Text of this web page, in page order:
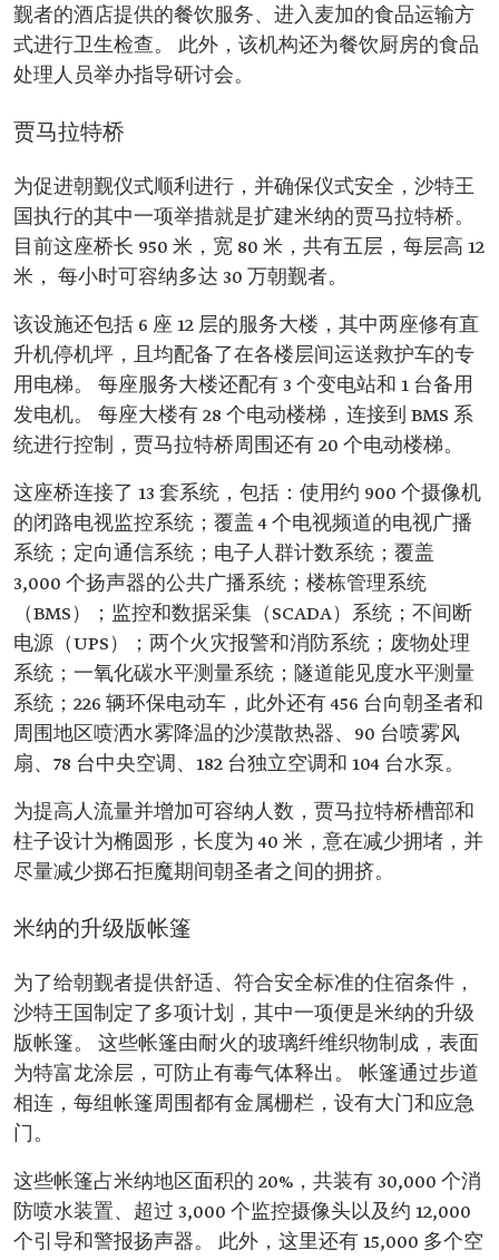
觐者的酒店提供的餐饮服务、进入麦加的食品运输方
式进行卫生检查。 此外，该机构还为餐饮厨房的食品
处理人员举办指导研讨会。
贾马拉特桥
为促进朝觐仪式顺利进行，并确保仪式安全，沙特王
国执行的其中一项举措就是扩建米纳的贾马拉特桥。
目前这座桥长 950 米，宽 80 米，共有五层，每层高 12
米， 每小时可容纳多达 30 万朝觐者。
该设施还包括 6 座 12 层的服务大楼，其中两座修有直
升机停机坪，且均配备了在各楼层间运送救护车的专
用电梯。 每座服务大楼还配有 3 个变电站和 1 台备用
发电机。 每座大楼有 28 个电动楼梯，连接到 BMS 系
统进行控制，贾马拉特桥周围还有 20 个电动楼梯。
这座桥连接了 13 套系统，包括：使用约 900 个摄像机
的闭路电视监控系统；覆盖 4 个电视频道的电视广播
系统；定向通信系统；电子人群计数系统；覆盖
3,000 个扬声器的公共广播系统；楼栋管理系统
（BMS）；监控和数据采集（SCADA）系统；不间断
电源（UPS）；两个火灾报警和消防系统；废物处理
系统；一氧化碳水平测量系统；隧道能见度水平测量
系统；226 辆环保电动车，此外还有 456 台向朝圣者和
周围地区喷洒水雾降温的沙漠散热器、90 台喷雾风
扇、78 台中央空调、182 台独立空调和 104 台水泵。
为提高人流量并增加可容纳人数，贾马拉特桥槽部和
柱子设计为椭圆形，长度为 40 米，意在减少拥堵，并
尽量减少掷石拒魔期间朝圣者之间的拥挤。
米纳的升级版帐篷
为了给朝觐者提供舒适、符合安全标准的住宿条件，
沙特王国制定了多项计划，其中一项便是米纳的升级
版帐篷。 这些帐篷由耐火的玻璃纤维织物制成，表面
为特富龙涂层，可防止有毒气体释出。 帐篷通过步道
相连，每组帐篷周围都有金属栅栏，设有大门和应急
门。
这些帐篷占米纳地区面积的 20%，共装有 30,000 个消
防喷水装置、超过 3,000 个监控摄像头以及约 12,000
个引导和警报扬声器。 此外，这里还有 15,000 多个空